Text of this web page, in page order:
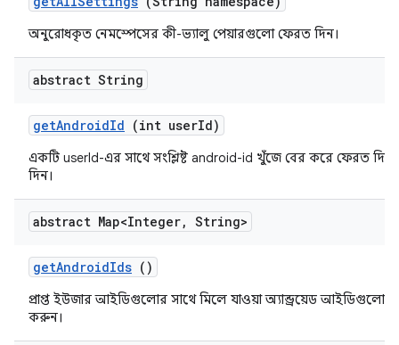
অনুরোধকৃত নেমস্পেসের কী-ভ্যালু পেয়ারগুলো ফেরত দিন।
abstract String
getAndroidId (int userId)
একটি userId-এর সাথে সংশ্লিষ্ট android-id খুঁজে বের করে ফেরত
দিন।
abstract Map<Integer, String>
getAndroidIds ()
প্রাপ্ত ইউজার আইডিগুলোর সাথে মিলে যাওয়া অ্যান্ড্রয়েড আইডিগুলোর
করুন।